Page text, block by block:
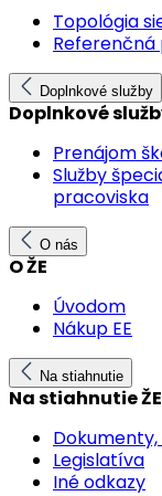
Topológia
Referenčná
Doplnkové služby
Doplnkové
Prenájom
Služby
pracoviska
O nás
O ŽE
Úvodom
Nákup EE
Na stiahnutie
Na stiahnutie ŽE
Legislatíva
Iné odkazy